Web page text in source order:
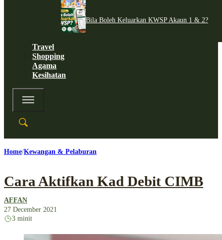
Bila Boleh Keluarkan KWSP Akaun 1 & 2?
Travel
Shopping
Agama
Kesihatan
Home Kewangan & Pelaburan
Cara Aktifkan Kad Debit CIMB
AFFAN
27 December 2021
3 minit